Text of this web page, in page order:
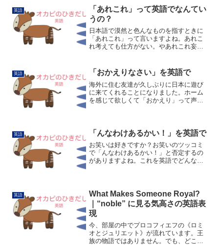
ど、野球でよく出てくる英語表現をまと
めてみました。野球を見...
英語
「あれこれ」って英語でなんてい
うの？
日本語で漠然と色んなものを指すときに
「あれこれ」って言いますよね。あれこ
れ考えても仕方がない。やあれこれ妄想
の順序が逆になっています。Th...
英語 「おかえりなさい」を英語で
海外に住む友達が久しぶりに日本に遊び
に来てくれることになりました。ホーム
を感じて欲しくて「おかえり」って声か
ま〜)は聞いた...
英語 「んなわけあるかい！」を英語で
お笑いは好きですか？お笑いのツッコミ
で「んなわけあるかい！」と否定するの
がありますよね。これを英語でどんな風
英語
What Makes Someone Royal?
｜“noble” に見る気高さの英語表
現
今、部屋の中でプロコフィエフの《ロミ
オとジュリエット》が流れています。王
族の物語ではありません。でも、どこか